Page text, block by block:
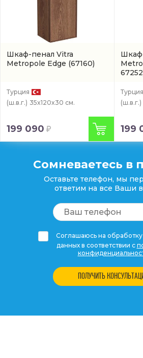
Шкаф-пенал Vitra
Metropole Edge (67160)
Турция
(ш.в.г.) 35x120x30 см.
199 090
Турция
(ш.в.г.)
199
Сомневаетесь в
Оставьте телефон, мы
ответим на все Ваши
Соглашаюсь на
данных в соответствии с
ПОЛУЧИТЬ